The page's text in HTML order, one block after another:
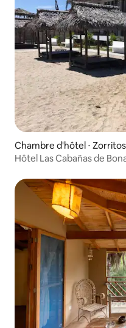
Chambre d'hôtel ⋅ Zorritos
Hôtel Las Cabañas de